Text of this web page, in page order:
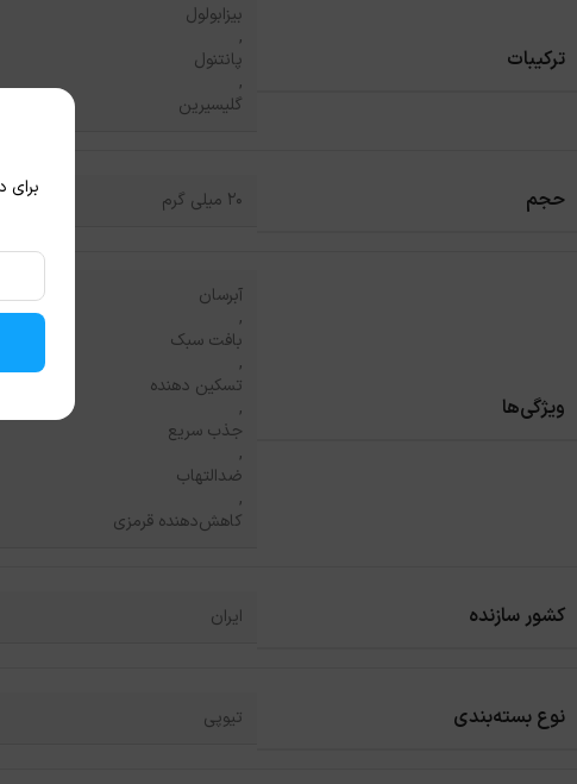
ترکیبات
بیزابولول
,
پانتنول
,
گلیسیرین
حجم 20 میلی گرم
ویژگی‌ها
آبرسان
,
بافت سبک
,
تسکین دهنده
,
جذب سریع
,
ضدالتهاب
,
کاهش‌دهنده قرمزی
کشور سازنده ایران
نوع بسته‌بندی تیوپی